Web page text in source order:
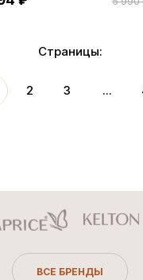
Страницы:
2 3 ...
ВСЕ БРЕНДЫ